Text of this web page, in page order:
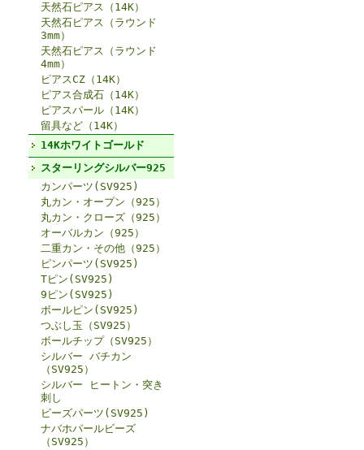
天然石ピアス（14K）
天然石ピアス（ラウンド
3mm）
天然石ピアス（ラウンド
4mm）
ピアスCZ（14K）
ピアス合成石（14K）
ピアスパール（14K）
留具など（14K）
14Kホワイトゴールド
スターリングシルバー925
カンパーツ(SV925)
丸カン・オープン（925）
丸カン・クローズ（925）
オーバルカン（925）
二重カン・その他（925）
ピンパーツ(SV925)
Tピン(SV925)
9ピン(SV925)
ボールピン(SV925)
つぶし玉（SV925）
ボールチップ（SV925）
シルバー バチカン
（SV925）
シルバー ヒートン・突き
刺し
ビーズパーツ(SV925)
ナバホパールビーズ
（SV925）